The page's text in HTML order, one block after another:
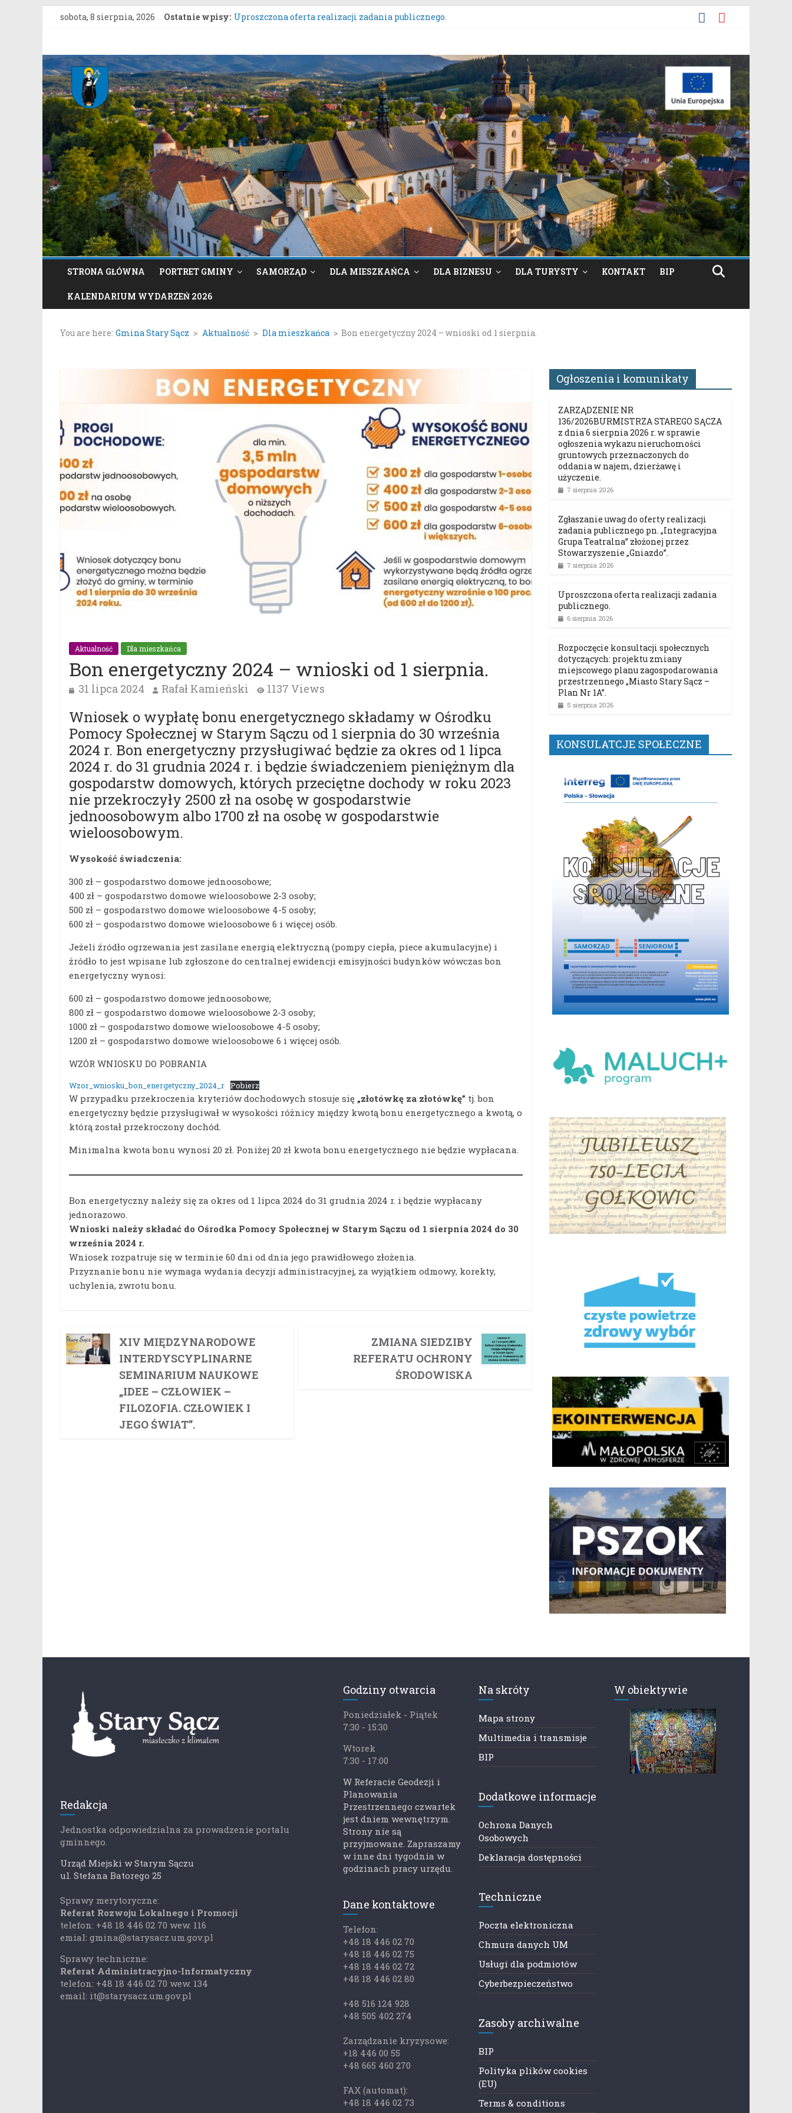
Przejdź
sobota, 8 sierpnia, 2026 Ostatnie wpisy: Uproszczona oferta realizacji zadania publicznego.
Konkurs Wieńców Dożynkowych Województwa Małopolskiego.
Zgłaszanie uwag do oferty realizacji zadania publicznego pn. „Integracyjna Grupa Teatralna” złożonej przez Stowarzyszenie „Gniazdo”.
Konsultacje społeczne dotyczące zmiany „Miejscowego planu zagospodarowania przestrzennego Mostki”.
Gmina
Stary
Sącz
Portal
samorządowy
Gminy
Stary
Sącz
STRONA GŁÓWNA PORTRET GMINY SAMORZĄD DLA MIESZKAŃCA DLA BIZNESU DLA TURYSTY KONTAKT BIP
KALENDARIUM WYDARZEŃ 2026
You are here: Gmina Stary Sącz > Aktualność > Dla mieszkańca > Bon energetyczny 2024 – wnioski od 1 sierpnia.
Aktualność Dla mieszkańca
Bon energetyczny 2024 – wnioski od 1 sierpnia.
31 lipca 2024 Rafał Kamieński 1137 Views
Wniosek o wypłatę bonu energetycznego składamy w Ośrodku
Pomocy Społecznej w Starym Sączu od 1 sierpnia do 30 września
2024 r. Bon energetyczny przysługiwać będzie za okres od 1 lipca
2024 r. do 31 grudnia 2024 r. i będzie świadczeniem pieniężnym dla
gospodarstw domowych, których przeciętne dochody w roku 2023
nie przekroczyły 2500 zł na osobę w gospodarstwie
jednoosobowym albo 1700 zł na osobę w gospodarstwie
wieloosobowym.
Wysokość świadczenia:
300 zł – gospodarstwo domowe jednoosobowe;
400 zł – gospodarstwo domowe wieloosobowe 2-3 osoby;
500 zł – gospodarstwo domowe wieloosobowe 4-5 osoby;
600 zł – gospodarstwo domowe wieloosobowe 6 i więcej osób.
Jeżeli źródło ogrzewania jest zasilane energią elektryczną (pompy ciepła, piece akumulacyjne) i
źródło to jest wpisane lub zgłoszone do centralnej ewidencji emisyjności budynków wówczas bon
energetyczny wynosi:
600 zł – gospodarstwo domowe jednoosobowe;
800 zł – gospodarstwo domowe wieloosobowe 2-3 osoby;
1000 zł – gospodarstwo domowe wieloosobowe 4-5 osoby;
1200 zł – gospodarstwo domowe wieloosobowe 6 i więcej osób.
WZÓR WNIOSKU DO POBRANIA
Wzor_wniosku_bon_energetyczny_2024_r Pobierz
W przypadku przekroczenia kryteriów dochodowych stosuje się „złotówkę za złotówkę” tj. bon
energetyczny będzie przysługiwał w wysokości różnicy między kwotą bonu energetycznego a kwotą, o
którą został przekroczony dochód.
Minimalna kwota bonu wynosi 20 zł. Poniżej 20 zł kwota bonu energetycznego nie będzie wypłacana.
Bon energetyczny należy się za okres od 1 lipca 2024 do 31 grudnia 2024 r. i będzie wypłacany
jednorazowo.
Wnioski należy składać do Ośrodka Pomocy Społecznej w Starym Sączu od 1 sierpnia 2024 do 30
września 2024 r.
Wniosek rozpatruje się w terminie 60 dni od dnia jego prawidłowego złożenia.
Przyznanie bonu nie wymaga wydania decyzji administracyjnej, za wyjątkiem odmowy, korekty,
uchylenia, zwrotu bonu.
XIV MIĘDZYNARODOWE
INTERDYSCYPLINARNE
SEMINARIUM NAUKOWE
„IDEE – CZŁOWIEK –
FILOZOFIA. CZŁOWIEK I
JEGO ŚWIAT”.
ZMIANA SIEDZIBY
REFERATU OCHRONY
ŚRODOWISKA
Ogłoszenia i komunikaty
ZARZĄDZENIE NR
136/2026BURMISTRZA STAREGO SĄCZA
z dnia 6 sierpnia 2026 r. w sprawie
ogłoszenia wykazu nieruchomości
gruntowych przeznaczonych do
oddania w najem, dzierżawę i
użyczenie.
7 sierpnia 2026
Zgłaszanie uwag do oferty realizacji
zadania publicznego pn. „Integracyjna
Grupa Teatralna” złożonej przez
Stowarzyszenie „Gniazdo”.
7 sierpnia 2026
Uproszczona oferta realizacji zadania
publicznego.
6 sierpnia 2026
Rozpoczęcie konsultacji społecznych
dotyczących: projektu zmiany
miejscowego planu zagospodarowania
przestrzennego „Miasto Stary Sącz –
Plan Nr 1A”.
5 sierpnia 2026
KONSULATCJE SPOŁECZNE
Redakcja
Jednostka odpowiedzialna za prowadzenie portalu
gminnego.
Urząd Miejski w Starym Sączu
ul. Stefana Batorego 25
Sprawy merytoryczne:
Referat Rozwoju Lokalnego i Promocji
telefon: +48 18 446 02 70 wew. 116
emial: gmina@starysacz.um.gov.pl
Sprawy techniczne:
Referat Administracyjno-Informatyczny
telefon: +48 18 446 02 70 wew. 134
email: it@starysacz.um.gov.pl
Godziny otwarcia
Poniedziałek - Piątek
7:30 - 15:30
Wtorek
7:30 - 17:00
W Referacie Geodezji i
Planowania
Przestrzennego czwartek
jest dniem wewnętrzym.
Strony nie są
przyjmowane. Zapraszamy
w inne dni tygodnia w
godzinach pracy urzędu.
Dane kontaktowe
Telefon:
+48 18 446 02 70
+48 18 446 02 75
+48 18 446 02 72
+48 18 446 02 80
+48 516 124 928
+48 505 402 274
Zarządzanie kryzysowe:
+18 446 00 55
+48 665 460 270
FAX (automat):
+48 18 446 02 73
Na skróty
Mapa strony
Multimedia i transmisje
BIP
Dodatkowe informacje
Ochrona Danych
Osobowych
Deklaracja dostępności
Techniczne
Poczta elektroniczna
Chmura danych UM
Usługi dla podmiotów
Cyberbezpieczeństwo
Zasoby archiwalne
BIP
Polityka plików cookies
(EU)
Terms & conditions
W obiektywie